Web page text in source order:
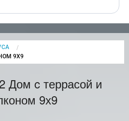
9Х9
Дом c террасой и
9х9